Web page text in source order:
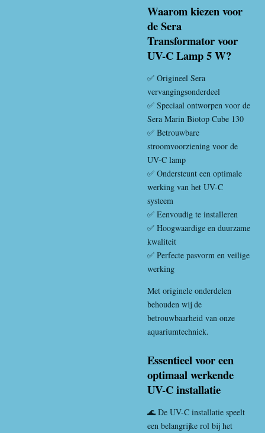
Waarom kiezen voor
de Sera
Transformator voor
UV-C Lamp 5 W?
✅ Origineel Sera
vervangingsonderdeel
✅ Speciaal ontworpen voor de
Sera Marin Biotop Cube 130
✅ Betrouwbare
stroomvoorziening voor de
UV-C lamp
✅ Ondersteunt een optimale
werking van het UV-C
systeem
✅ Eenvoudig te installeren
✅ Hoogwaardige en duurzame
kwaliteit
✅ Perfecte pasvorm en veilige
werking
Met originele onderdelen
behouden wij de
betrouwbaarheid van onze
aquariumtechniek.
Essentieel voor een
optimaal werkende
UV-C installatie
🌊 De UV-C installatie speelt
een belangrijke rol bij het